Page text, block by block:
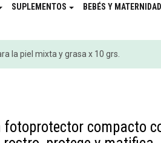
SUPLEMENTOS BEBÉS Y MATERNIDAD
la piel mixta y grasa x 10 grs.
fotoprotector compacto